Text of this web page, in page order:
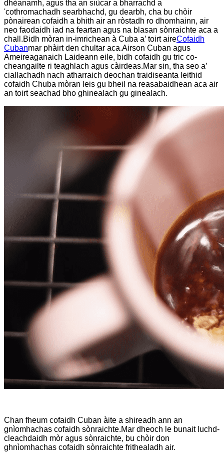
dhèanamh, agus tha an siùcar a bharrachd a
'cothromachadh searbhachd, gu dearbh, cha bu chòir
pònairean cofaidh a bhith air an ròstadh ro dhomhainn, air
neo faodaidh iad na feartan agus na blasan sònraichte aca a
chall.Bidh mòran in-imrichean à Cuba a’ toirt aireCofaidh
Cubanmar phàirt den chultar aca.Airson Cuban agus
Ameireaganaich Laideann eile, bidh cofaidh gu tric co-
cheangailte ri teaghlach agus càirdeas.Mar sin, tha seo a’
ciallachadh nach atharraich deochan traidiseanta leithid
cofaidh Chuba mòran leis gu bheil na reasabaidhean aca air
an toirt seachad bho ghinealach gu ginealach.
Chan fheum cofaidh Cuban àite a shireadh ann an
gnìomhachas cofaidh sònraichte.Mar dheoch le bunait luchd-
cleachdaidh mòr agus sònraichte, bu chòir don
ghnìomhachas cofaidh sònraichte frithealadh air.